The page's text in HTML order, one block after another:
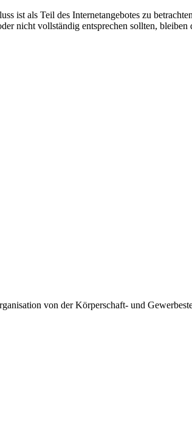
ist als Teil des Internetangebotes zu
nicht vollständig entsprechen sollten,
von der Körperschaft- und